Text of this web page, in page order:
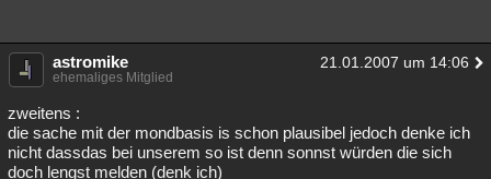
astromike 21.01.2007 um 14:06
ehemaliges Mitglied
zweitens :
die sache mit der mondbasis is schon plausibel jedoch denke ich
nicht dassdas bei unserem so ist denn sonnst würden die sich
doch lengst melden (denk ich)